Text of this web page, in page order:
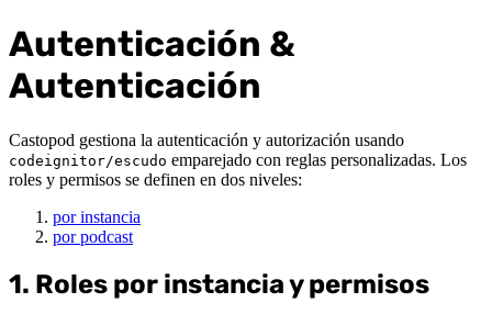
Autenticación &
Autenticación
Castopod gestiona la autenticación y autorización usando
codeignitor/escudo emparejado con reglas personalizadas. Los
roles y permisos se definen en dos niveles:
por instancia
por podcast
1. Roles por instancia y permisos